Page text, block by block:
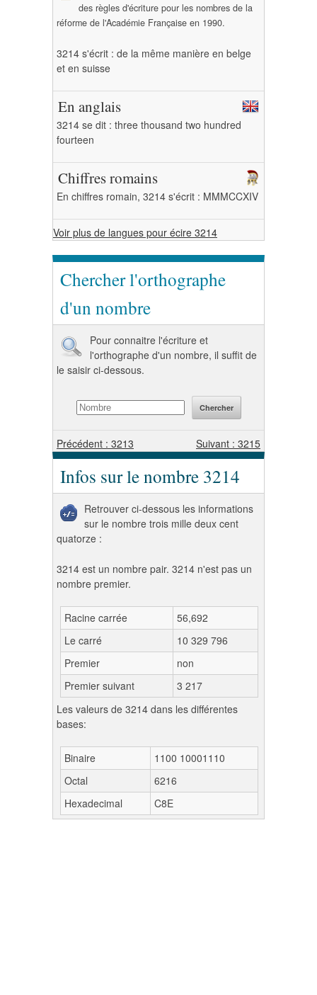
des règles d'écriture pour les nombres de la
réforme de l'Académie Française en 1990.
3214 s'écrit : de la même manière en belge
et en suisse
En anglais
3214 se dit : three thousand two hundred
fourteen
Chiffres romains
En chiffres romain, 3214 s'écrit : MMMCCXIV
Voir plus de langues pour écire 3214
Chercher l'orthographe
d'un nombre
Pour connaitre l'écriture et
l'orthographe d'un nombre, il suffit de
le saisir ci-dessous.
Précédent : 3213 Suivant : 3215
Infos sur le nombre 3214
Retrouver ci-dessous les informations
sur le nombre trois mille deux cent
quatorze :
3214 est un nombre pair. 3214 n'est pas un
nombre premier.
Racine carrée
56,692
Le carré
10 329 796
Premier
non
Premier suivant
3 217
Les valeurs de 3214 dans les différentes
bases:
Binaire
1100 10001110
Octal
6216
Hexadecimal
C8E